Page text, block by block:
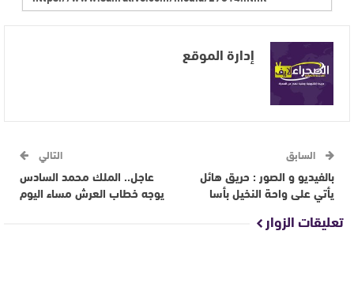
إدارة الموقع
السابق
بالفيديو و الصور : حريق هائل
يأتي على واحة النخيل بأسا
التالي
عاجل.. الملك محمد السادس
يوجه خطاب العرش مساء اليوم
تعليقات الزوار